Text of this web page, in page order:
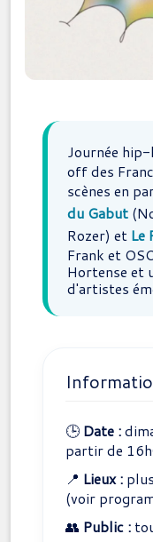
Journée
off des
scènes en
du Gabut
Rozer) et Le
Frank et
Hortense et
d'artistes
🕒 Date :
partir de
📍 Lieux :
(voir
👥 Public :